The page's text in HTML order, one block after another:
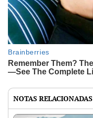
NOTAS RELACIONADAS